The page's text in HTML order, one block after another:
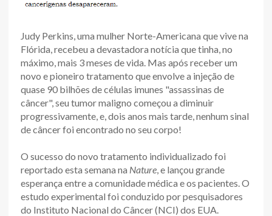
Judy Perkins, uma mulher Norte-Americana que vive na
Flórida, recebeu a devastadora notícia que tinha, no
máximo, mais 3 meses de vida. Mas após receber um
novo e pioneiro tratamento que envolve a injeção de
quase 90 bilhões de células imunes "assassinas de
câncer", seu tumor maligno começou a diminuir
progressivamente, e, dois anos mais tarde, nenhum sinal
de câncer foi encontrado no seu corpo!
O sucesso do novo tratamento individualizado foi
reportado esta semana na Nature , e lançou grande
esperança entre a comunidade médica e os pacientes. O
estudo experimental foi conduzido por pesquisadores
do Instituto Nacional do Câncer (NCI) dos EUA.